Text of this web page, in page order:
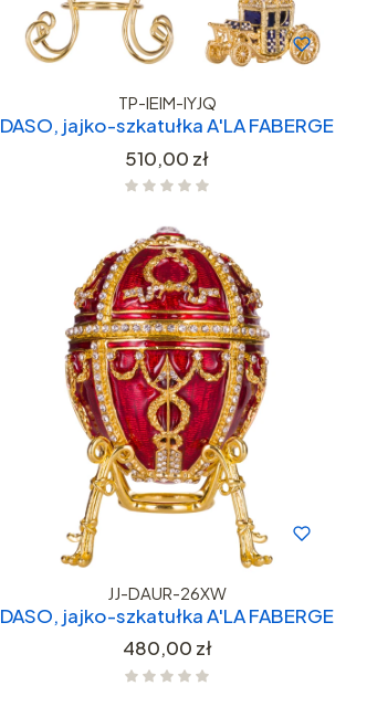
TP-IEIM-IYJQ
DASO, jajko-szkatułka A'LA FABERGE
Cena
510,00 zł
JJ-DAUR-26XW
DASO, jajko-szkatułka A'LA FABERGE
Cena
480,00 zł